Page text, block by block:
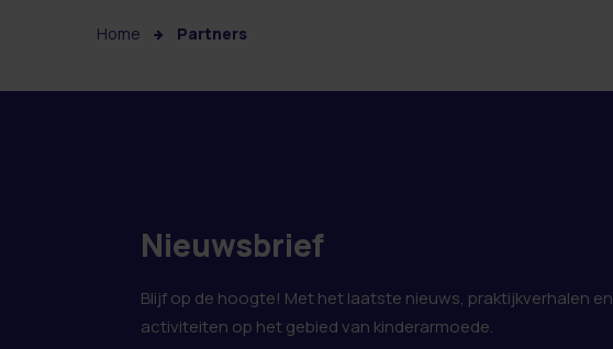
Home Partners
Nieuwsbrief
Blijf op de hoogte! Met het laatste nieuws, praktijkverhalen en
activiteiten op het gebied van kinderarmoede.